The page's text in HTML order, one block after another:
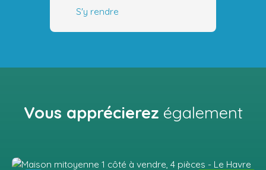
S'y rendre
Vous apprécierez également